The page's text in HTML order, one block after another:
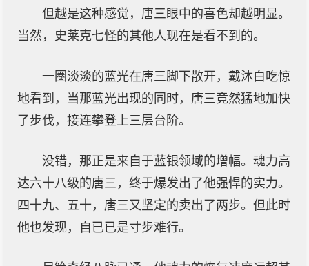
但越是这种感觉，唐三眼中的喜色却越明显。
当然，史莱克七怪的其他人现在是看不到的。
一圈淡淡的蓝光在唐三脚下散开，戴沐白吃惊
地看到，当那蓝光出现的同时，唐三竟然猛地加快
了步伐，接连攀登上三层台阶。
没错，那正是来自于蓝银领域的增幅。魂力高
达六十八级的唐三，终于爆发出了他强悍的实力。
四十九、五十，唐三又坚定的卖出了两步。但此时
他也发现，自已已是寸步难行。